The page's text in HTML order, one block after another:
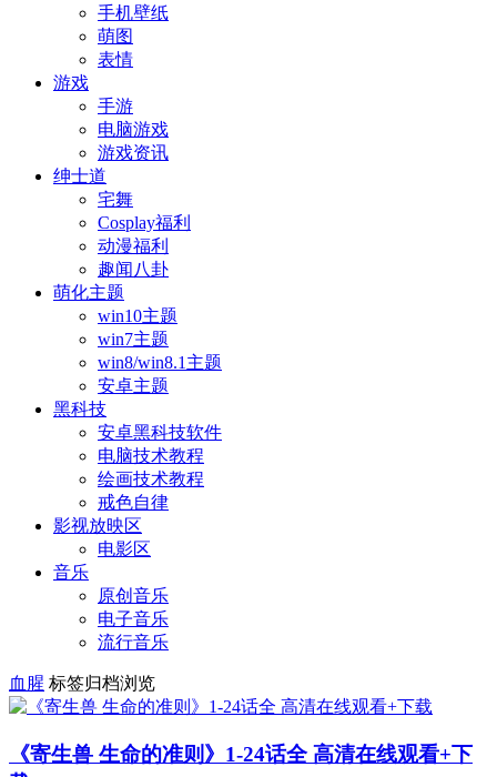
手机壁纸
萌图
表情
游戏
手游
电脑游戏
游戏资讯
绅士道
宅舞
Cosplay福利
动漫福利
趣闻八卦
萌化主题
win10主题
win7主题
win8/win8.1主题
安卓主题
黑科技
安卓黑科技软件
电脑技术教程
绘画技术教程
戒色自律
影视放映区
电影区
音乐
原创音乐
电子音乐
流行音乐
血腥 标签归档浏览
《寄生兽 生命的准则》1-24话全 高清在线观看+下